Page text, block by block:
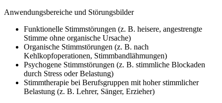
Anwendungsbereiche und Störungsbilder
Funktionelle Stimmstörungen (z. B. heisere, angestrengte
Stimme ohne organische Ursache)
Organische Stimmstörungen (z. B. nach
Kehlkopfoperationen, Stimmbandlähmungen)
Psychogene Stimmstörungen (z. B. stimmliche Blockaden
durch Stress oder Belastung)
Stimmtherapie bei Berufsgruppen mit hoher stimmlicher
Belastung (z. B. Lehrer, Sänger, Erzieher)